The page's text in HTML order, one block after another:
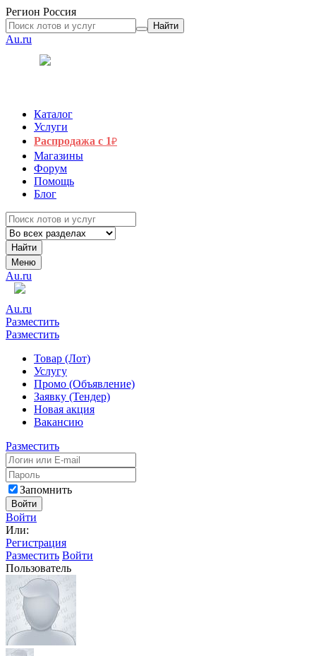
Регион Россия
Найти
Au.ru
Каталог
Услуги
Распродажа с 1₽
Магазины
Форум
Помощь
Блог
Найти
Меню
Au.ru
Au.ru
Разместить
Разместить
Товар (Лот)
Услугу
Промо (Объявление)
Заявку (Тендер)
Новая акция
Вакансию
Разместить
Запомнить
Войти
Войти
Или:
Регистрация
Разместить Войти
Пользователь